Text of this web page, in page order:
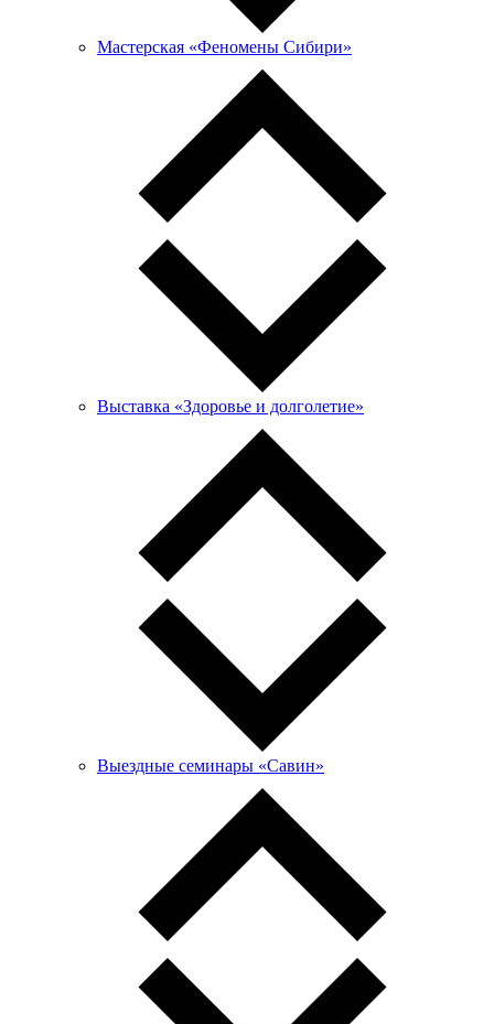
Мастерская «Феномены Сибири»
Выставка «Здоровье и долголетие»
Выездные семинары «Савин»